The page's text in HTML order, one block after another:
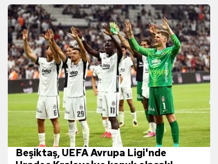
Beşiktaş, UEFA Avrupa Ligi'nde